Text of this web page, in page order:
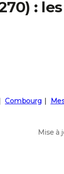
: les
Combourg
Mise à